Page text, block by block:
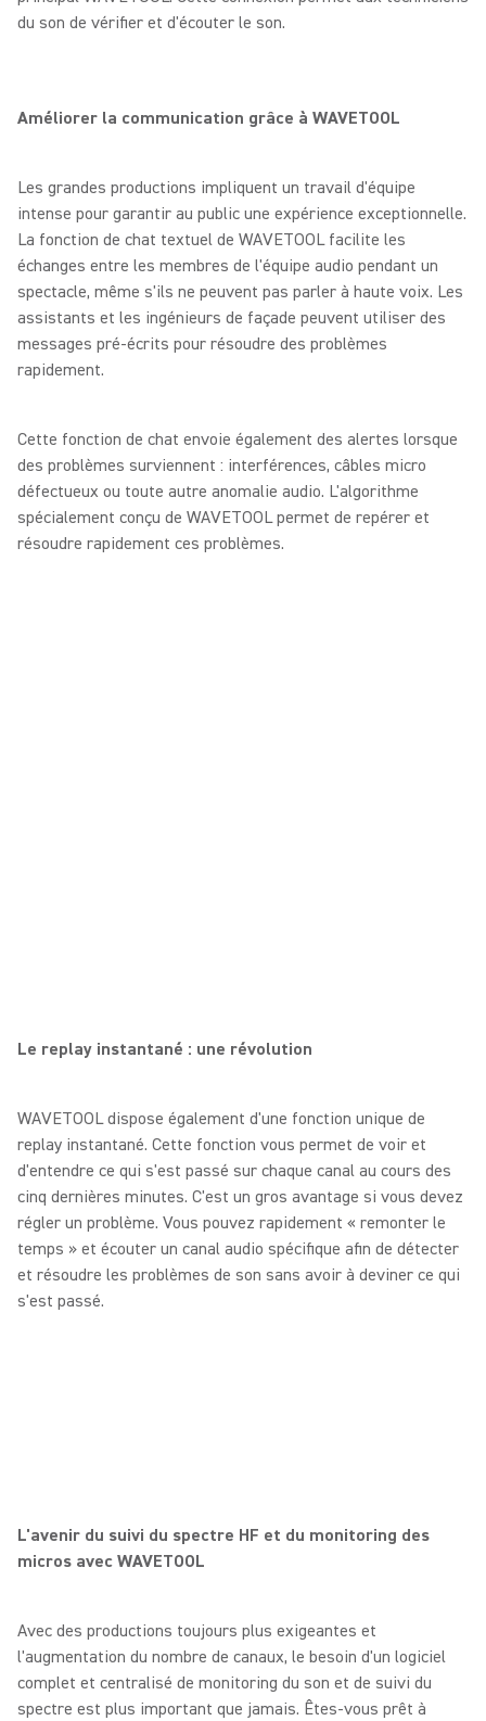
du son de vérifier et d'écouter le son.
Améliorer la communication grâce à WAVETOOL
Les grandes productions impliquent un travail d'équipe
intense pour garantir au public une expérience exceptionnelle.
La fonction de chat textuel de WAVETOOL facilite les
échanges entre les membres de l'équipe audio pendant un
spectacle, même s'ils ne peuvent pas parler à haute voix. Les
assistants et les ingénieurs de façade peuvent utiliser des
messages pré-écrits pour résoudre des problèmes
rapidement.
Cette fonction de chat envoie également des alertes lorsque
des problèmes surviennent : interférences, câbles micro
défectueux ou toute autre anomalie audio. L'algorithme
spécialement conçu de WAVETOOL permet de repérer et
résoudre rapidement ces problèmes.
Le replay instantané : une révolution
WAVETOOL dispose également d'une fonction unique de
replay instantané. Cette fonction vous permet de voir et
d'entendre ce qui s'est passé sur chaque canal au cours des
cinq dernières minutes. C'est un gros avantage si vous devez
régler un problème. Vous pouvez rapidement « remonter le
temps » et écouter un canal audio spécifique afin de détecter
et résoudre les problèmes de son sans avoir à deviner ce qui
s'est passé.
L'avenir du suivi du spectre HF et du monitoring des
micros avec WAVETOOL
Avec des productions toujours plus exigeantes et
l'augmentation du nombre de canaux, le besoin d'un logiciel
complet et centralisé de monitoring du son et de suivi du
spectre est plus important que jamais. Êtes-vous prêt à